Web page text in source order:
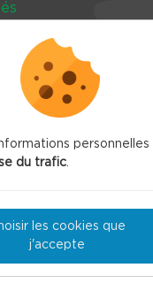
personnelles
du trafic.
les cookies que
j'accepte